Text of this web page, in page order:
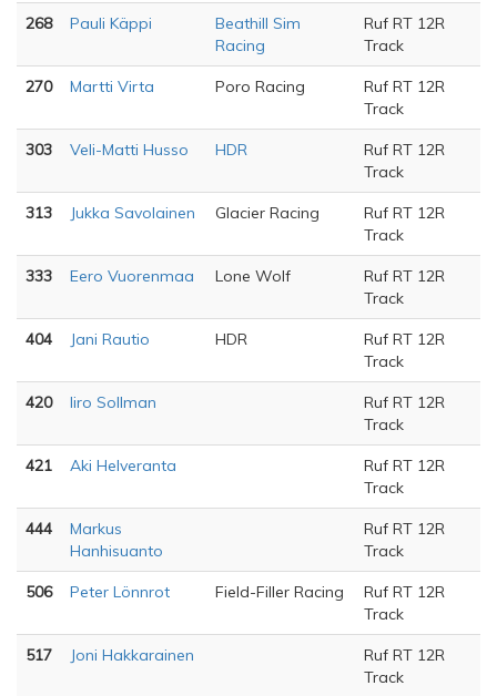
268 Pauli Käppi
Beathill Sim
Racing
Ruf RT 12R
Track
270 Martti Virta Poro Racing
Ruf RT 12R
Track
303 Veli-Matti Husso HDR
Ruf RT 12R
Track
313 Jukka Savolainen Glacier Racing
Ruf RT 12R
Track
333 Eero Vuorenmaa Lone Wolf
Ruf RT 12R
Track
404 Jani Rautio HDR
Ruf RT 12R
Track
420 Iiro Sollman
Ruf RT 12R
Track
421 Aki Helveranta
Ruf RT 12R
Track
444
Markus
Hanhisuanto
Ruf RT 12R
Track
506 Peter Lönnrot Field-Filler Racing
Ruf RT 12R
Track
517 Joni Hakkarainen
Ruf RT 12R
Track